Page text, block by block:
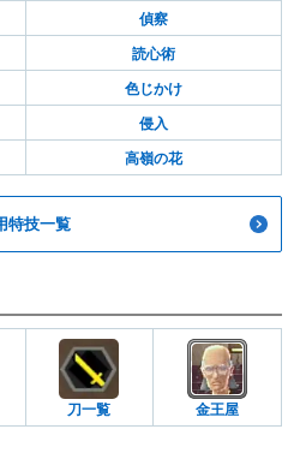
偵察
読心術
色じかけ
侵入
高嶺の花
特技一覧
刀一覧 金王屋